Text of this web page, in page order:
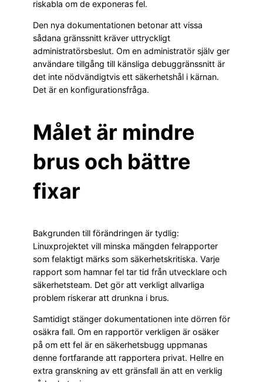
riskabla om de exponeras fel.
Den nya dokumentationen betonar att vissa
sådana gränssnitt kräver uttryckligt
administratörsbeslut. Om en administratör själv ger
användare tillgång till känsliga debuggränssnitt är
det inte nödvändigtvis ett säkerhetshål i kärnan.
Det är en konfigurationsfråga.
Målet är mindre
brus och bättre
fixar
Bakgrunden till förändringen är tydlig:
Linuxprojektet vill minska mängden felrapporter
som felaktigt märks som säkerhetskritiska. Varje
rapport som hamnar fel tar tid från utvecklare och
säkerhetsteam. Det gör att verkligt allvarliga
problem riskerar att drunkna i brus.
Samtidigt stänger dokumentationen inte dörren för
osäkra fall. Om en rapportör verkligen är osäker
på om ett fel är en säkerhetsbugg uppmanas
denne fortfarande att rapportera privat. Hellre en
extra granskning av ett gränsfall än att en verklig